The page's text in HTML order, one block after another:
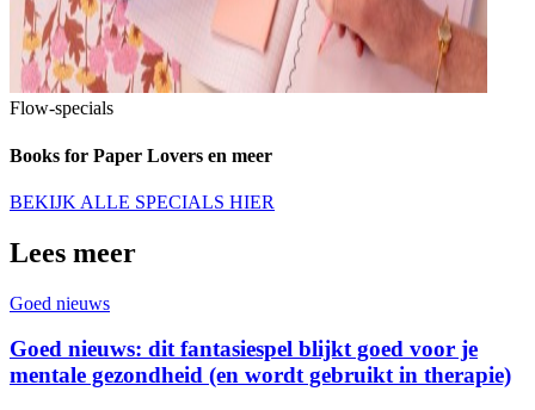
Flow-specials
Books for Paper Lovers en meer
BEKIJK ALLE SPECIALS HIER
Lees meer
Goed nieuws
Goed nieuws: dit fantasiespel blijkt goed voor je
mentale gezondheid (en wordt gebruikt in therapie)